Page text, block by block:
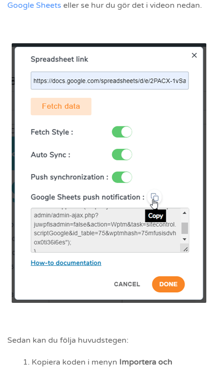
Google Sheets eller se hur du gör det i videon nedan.
Sedan kan du följa huvudstegen:
Kopiera koden i menyn Importera och